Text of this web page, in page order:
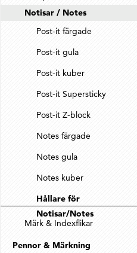
Notisar / Notes
Post-it färgade
Post-it gula
Post-it kuber
Post-it Supersticky
Post-it Z-block
Notes färgade
Notes gula
Notes kuber
Hållare för
Notisar/Notes
Märk & Indexflikar
Pennor & Märkning